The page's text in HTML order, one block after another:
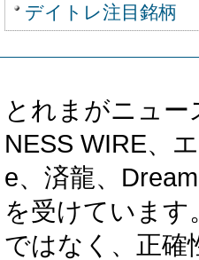
デイトレ注目銘柄
とれまがニュー
NESS WIRE、
e、済龍、
を受けていま
ではなく、正確